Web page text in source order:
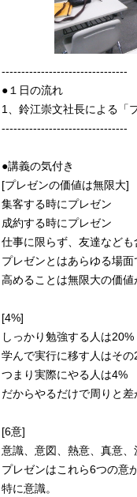
--------------------------------
●１日の流れ
1、鈴江崇文社長による「
--------------------------------
●講義の気付き
[プレゼンの価値は無限大]
集客する時にプレゼン
成約する時にプレゼン
仕事に限らず、友達など
プレゼンとはあらゆる場
高めることは無限大の価値
[4%]
しっかり勉強する人は20%
学んで実行に移す人はその
つまり実際にやる人は4%
だからやるだけで周りと差
[6意]
意識、意図、熱意、真意、
プレゼンはこれら6つの意
特に意識。